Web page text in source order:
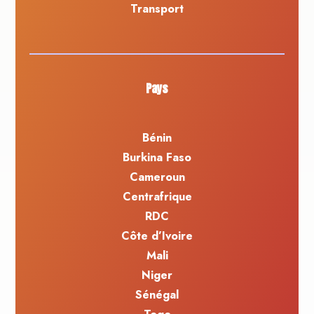
Transport
Pays
Bénin
Burkina Faso
Cameroun
Centrafrique
RDC
Côte d’Ivoire
Mali
Niger
Sénégal